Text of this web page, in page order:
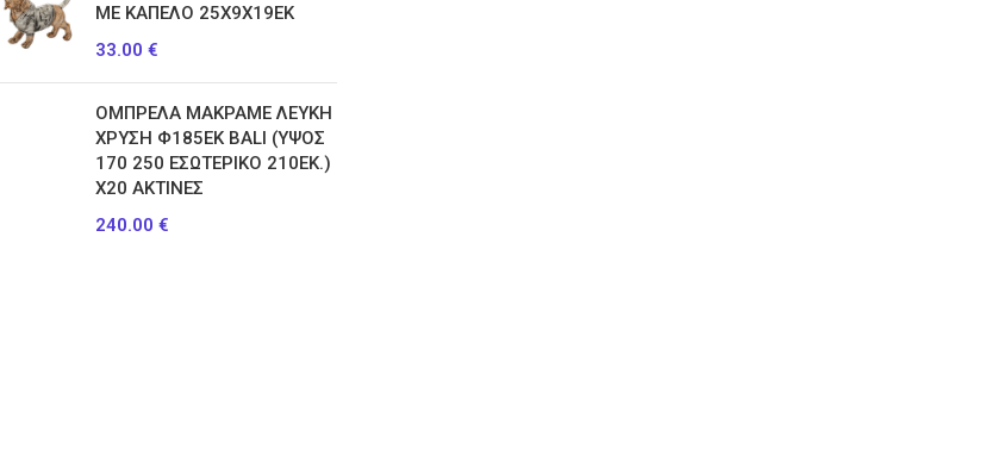
ΜΕ ΚΑΠΕΛΟ 25Χ9Χ19ΕΚ
33.00 €
ΟΜΠΡΕΛΑ ΜΑΚΡΑΜΕ ΛΕΥΚΗ
ΧΡΥΣΗ Φ185ΕΚ BALI (ΥΨΟΣ
170 250 ΕΣΩΤΕΡΙΚΟ 210ΕΚ.)
Χ20 ΑΚΤΙΝΕΣ
240.00 €